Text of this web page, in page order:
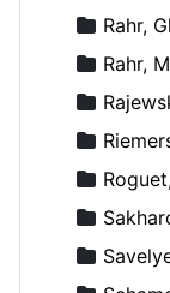
Rahr,
Rahr,